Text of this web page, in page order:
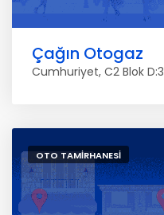
Çağın Otogaz
Cumhuriyet, C2 Blok
OTO TAMIRHANESI